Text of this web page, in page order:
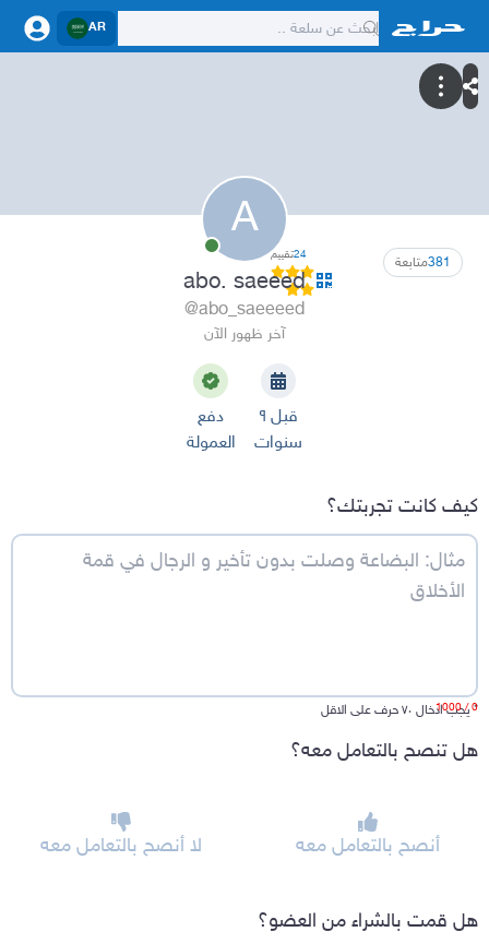
AR
A
381متابعة 24تقييم
abo. saeeed
@abo_saeeeed
آخر ظهور الآن
قبل ٩
سنوات
دفع
العمولة
كيف كانت تجربتك؟
*يجب ادخال ٧٠ حرف على الاقل0
/ 1000
هل تنصح بالتعامل معه؟
أنصح بالتعامل معه لا أنصح بالتعامل معه
هل قمت بالشراء من العضو؟